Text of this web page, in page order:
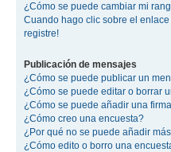
¿Cómo se puede cambiar mi
Cuando hago clic sobre el
registre!
Publicación de mensajes
¿Cómo se puede publicar un
¿Cómo se puede editar o borrar
¿Cómo se puede añadir una
¿Cómo creo una encuesta?
¿Por qué no se puede añadir
¿Cómo edito o borro una